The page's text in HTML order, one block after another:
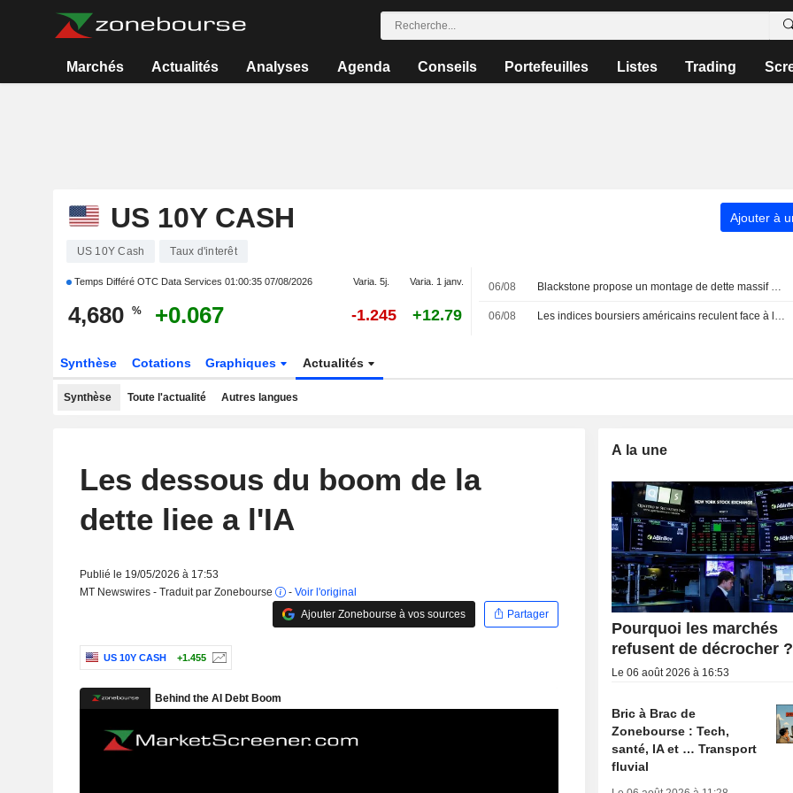
Marchés Actualités Analyses Agenda Conseils Portefeuilles Listes Trading
US 10Y CASH Ajouter à
US 10Y Cash Taux d'interêt
Temps Différé OTC Data Services 01:00:35 07/08/2026 Varia. 5j. Varia. 1 janv.
4,680 % +0.067 -1.245 +12.79
06/08 Blackstone propose un montage de dette massif pour financer les puces d'Anthropic
06/08 Les indices boursiers américains reculent face à la remontée des rendements du Trésor et du pétrole brut, avant les chiffres de l'emploi
Synthèse Cotations Graphiques Actualités
Synthèse Toute l'actualité Autres langues
Les dessous du boom de la
dette liee a l'IA
Publié le 19/05/2026 à 17:53
MT Newswires - Traduit par Zonebourse
- Voir l'original
Ajouter Zonebourse à vos sources
Partager
US 10Y CASH +1.455
A la une
Pourquoi les marchés
refusent de décrocher ?
Le 06 août 2026 à 16:53
Bric à Brac de
Zonebourse : Tech,
santé, IA et … Transport
fluvial